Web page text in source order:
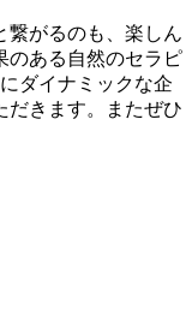
繋がるのも、楽しん
のある自然のセラピ
ダイナミックな企
だきます。またぜひ